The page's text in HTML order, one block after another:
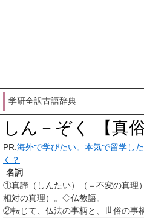
学研全訳古語辞典
しん－ぞく 【真俗
PR:海外で学びたい。本気で留学し
く？
名詞
①真諦（しんたい）（＝不変の真理
相対の真理）。◇仏教語。
②転じて、仏法の事柄と、世俗の事